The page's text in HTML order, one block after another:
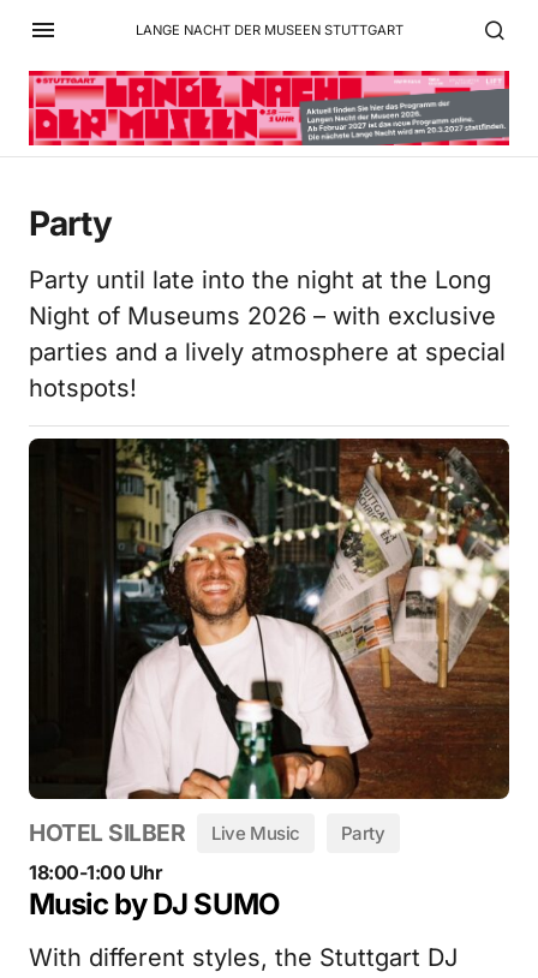
LANGE NACHT DER MUSEEN STUTTGART
Party
Party until late into the night at the Long
Night of Museums 2026 – with exclusive
parties and a lively atmosphere at special
hotspots!
HOTEL SILBER Live Music Party
18:00-1:00 Uhr
Music by DJ SUMO
With different styles, the Stuttgart DJ